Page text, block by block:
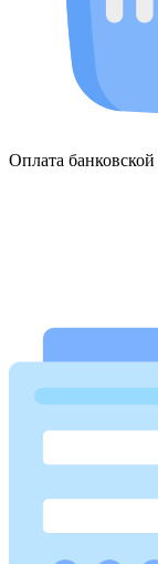
Оплата